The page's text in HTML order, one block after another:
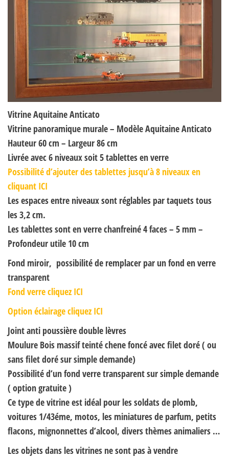
Vitrine Aquitaine Anticato
Vitrine panoramique murale – Modèle Aquitaine Anticato
Hauteur 60 cm – Largeur 86 cm
Livrée avec 6 niveaux soit 5 tablettes en verre
Possibilité d’ajouter des tablettes jusqu’à 8 niveaux en
cliquant ICI
Les espaces entre niveaux sont réglables par taquets tous
les 3,2 cm.
Les tablettes sont en verre chanfreiné 4 faces – 5 mm –
Profondeur utile 10 cm
Fond miroir, possibilité de remplacer par un fond en verre
transparent
Fond verre cliquez ICI
Option éclairage cliquez ICI
Joint anti poussière double lèvres
Moulure Bois massif teinté chene foncé avec filet doré ( ou
sans filet doré sur simple demande)
Possibilité d’un fond verre transparent sur simple demande
( option gratuite )
Ce type de vitrine est idéal pour les soldats de plomb,
voitures 1/43éme, motos, les miniatures de parfum, petits
flacons, mignonnettes d’alcool, divers thèmes animaliers …
Les objets dans les vitrines ne sont pas à vendre